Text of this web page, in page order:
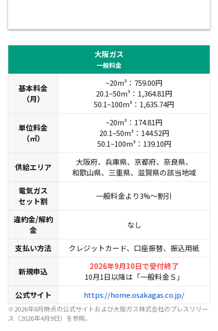
大阪ガス
一般料金
基本料金
（月）
~20m³：759.00円
20.1~50m³：1,364.81円
50.1~100m³：1,635.74円
単位料金
（㎥）
~20m³：174.81円
20.1~50m³：144.52円
50.1~100m³：139.10円
供給エリア
大阪府、兵庫県、京都府、奈良県、
和歌山県、三重県、滋賀県の該当地域
電気ガス
セット割
一般料金より3%〜割引
違約金/解約
金
なし
支払い方法 クレジットカード、口座振替、振込用紙
新規申込
2026年9月30日で受付終了
10月1日以降は「一般料金Ｓ」
公式サイト
https://home.osakagas.co.jp/
※2026年8月時点の公式サイトおよび大阪ガス株式会社のプレスリリー
ス（2026年4月9日）を参照。